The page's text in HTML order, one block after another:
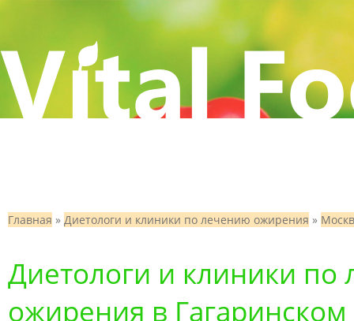
Главная » Диетологи и клиники по лечению ожирения »
Диетологи и клиники по
ожирения в